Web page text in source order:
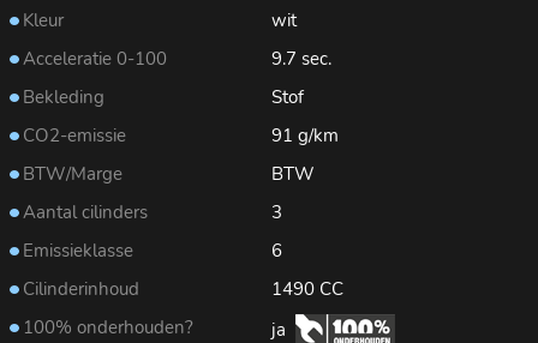
Kleur
wit
Acceleratie 0-100
9.7 sec.
Bekleding
Stof
CO2-emissie
91 g/km
BTW/Marge
BTW
Aantal cilinders
3
Emissieklasse
6
Cilinderinhoud
1490 CC
100% onderhouden?
ja